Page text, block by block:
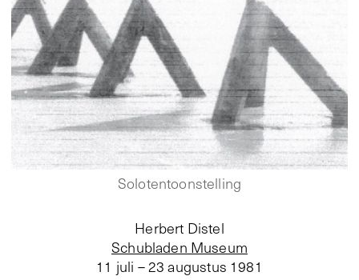
Solotentoonstelling
Schubladen Museum
Herbert Distel
11 juli – 23 augustus 1981